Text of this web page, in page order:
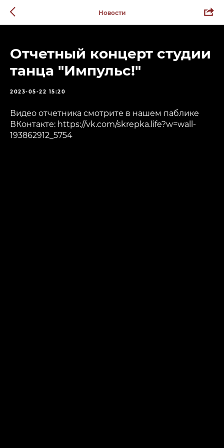
Новости
Отчетный концерт студии
танца "Импульс!"
2023-05-22 15:20
Видео отчетника смотрите в нашем паблике
ВКонтакте: https://vk.com/skrepka.life?w=wall-
193862912_5754